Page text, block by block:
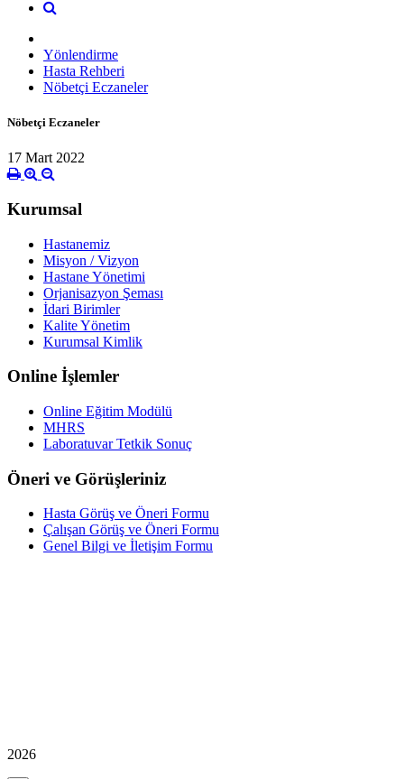
Yönlendirme
Hasta Rehberi
Nöbetçi Eczaneler
Nöbetçi Eczaneler
17 Mart 2022
Kurumsal
Hastanemiz
Misyon / Vizyon
Hastane Yönetimi
Orjanisazyon Şeması
İdari Birimler
Kalite Yönetim
Kurumsal Kimlik
Online İşlemler
Online Eğitim Modülü
MHRS
Laboratuvar Tetkik Sonuç
Öneri ve Görüşleriniz
Hasta Görüş ve Öneri Formu
Çalışan Görüş ve Öneri Formu
Genel Bilgi ve İletişim Formu
2026